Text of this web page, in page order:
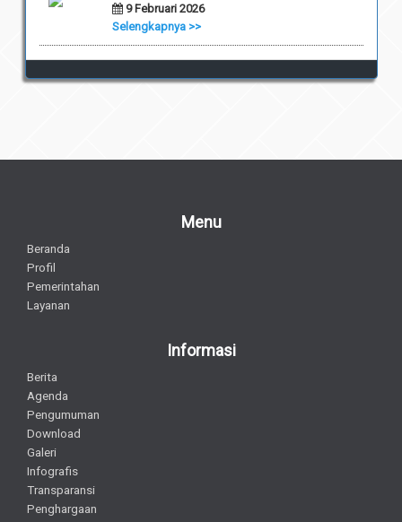
9 Februari 2026
Selengkapnya >>
Menu
Beranda
Profil
Pemerintahan
Layanan
Informasi
Berita
Agenda
Pengumuman
Download
Galeri
Infografis
Transparansi
Penghargaan